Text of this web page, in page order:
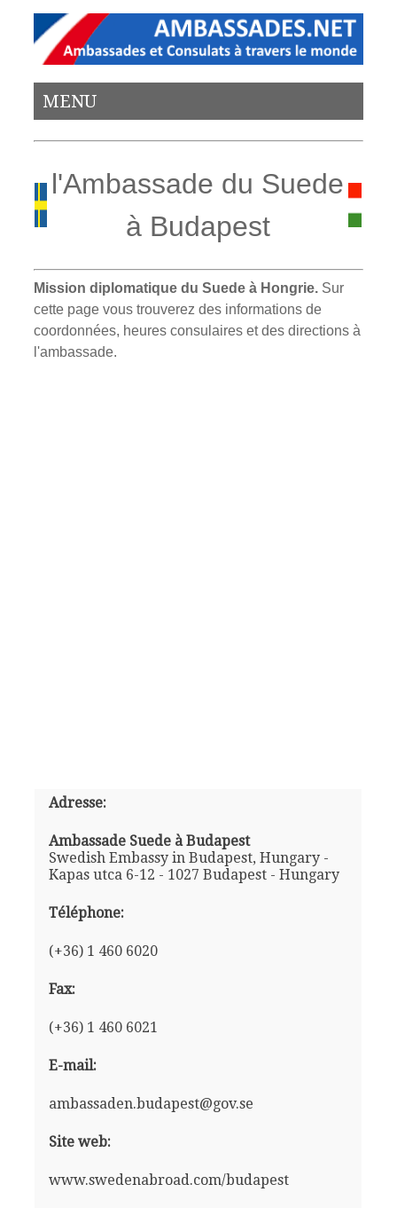
MENU
l'Ambassade du Suede
à Budapest
Mission diplomatique du Suede à Hongrie. Sur
cette page vous trouverez des informations de
coordonnées, heures consulaires et des directions à
l'ambassade.
Adresse:
Ambassade Suede à Budapest
Swedish Embassy in Budapest, Hungary -
Kapas utca 6-12 - 1027 Budapest - Hungary
Téléphone:
(+36) 1 460 6020
Fax:
(+36) 1 460 6021
E-mail:
ambassaden.budapest@gov.se
Site web:
www.swedenabroad.com/budapest